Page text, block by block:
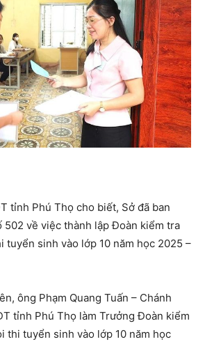
tỉnh Phú Thọ cho biết, Sở đã ban
502 về việc thành lập Đoàn kiểm tra
tuyển sinh vào lớp 10 năm học 2025 –
ông Phạm Quang Tuấn – Chánh
tỉnh Phú Thọ làm Trưởng Đoàn kiểm
thi tuyển sinh vào lớp 10 năm học